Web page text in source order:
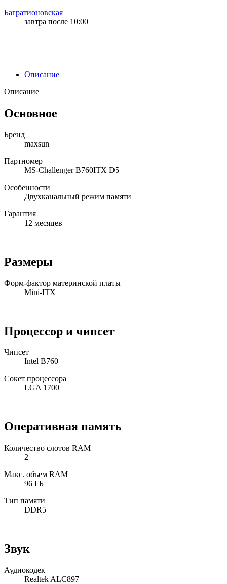
Багратионовская
завтра после 10:00
Описание
Описание
Основное
Бренд
maxsun
Партномер
MS-Challenger B760ITX D5
Особенности
Двухканальный режим памяти
Гарантия
12 месяцев
Размеры
Форм-фактор материнской платы
Mini-ITX
Процессор и чипсет
Чипсет
Intel B760
Сокет процессора
LGA 1700
Оперативная память
Количество слотов RAM
2
Макс. объем RAM
96 ГБ
Тип памяти
DDR5
Звук
Аудиокодек
Realtek ALC897